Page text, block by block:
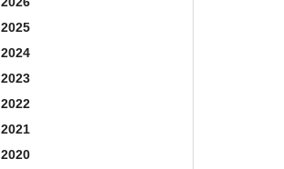
2025
2024
2023
2022
2021
2020